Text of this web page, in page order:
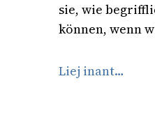
sie, wie
können, wenn
Liej inant…